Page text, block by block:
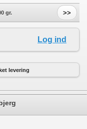
gr. >>
Log ind
levering